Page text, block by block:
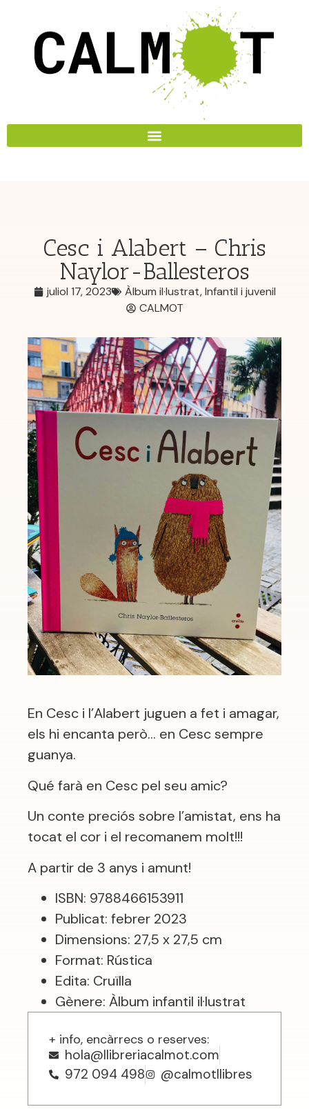
Cesc i Alabert – Chris
Naylor-Ballesteros
juliol 17, 2023 Àlbum il·lustrat,Infantil i juvenil
CALMOT
En Cesc i l’Alabert juguen a fet i amagar,
els hi encanta però… en Cesc sempre
guanya.
Qué farà en Cesc pel seu amic?
Un conte preciós sobre l’amistat, ens ha
tocat el cor i el recomanem molt!!!
A partir de 3 anys i amunt!
ISBN: 9788466153911
Publicat: febrer 2023
Dimensions: 27,5 x 27,5 cm
Format: Rústica
Edita: Cruïlla
Gènere: Àlbum infantil il·lustrat
+ info, encàrrecs o reserves:
hola@llibreriacalmot.com
972 094 498
@calmotllibres